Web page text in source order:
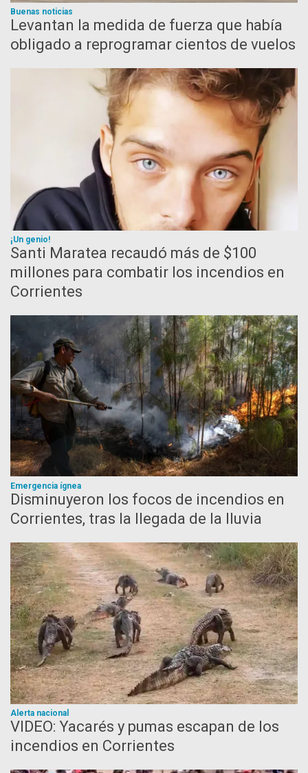
Buenas noticias
Levantan la medida de fuerza que había
obligado a reprogramar cientos de vuelos
¡Un genio!
Santi Maratea recaudó más de $100
millones para combatir los incendios en
Corrientes
Emergencia ígnea
Disminuyeron los focos de incendios en
Corrientes, tras la llegada de la lluvia
Alerta nacional
VIDEO: Yacarés y pumas escapan de los
incendios en Corrientes